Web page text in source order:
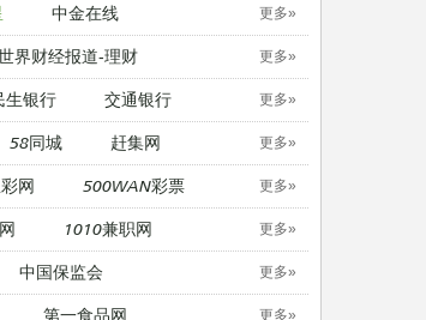
中金在线 更多»
界财经报道-理财 更多»
生银行 交通银行 更多»
58同城 赶集网 更多»
网 500WAN彩票 更多»
1010兼职网 更多»
中国保监会 更多»
第一食品网 更多»